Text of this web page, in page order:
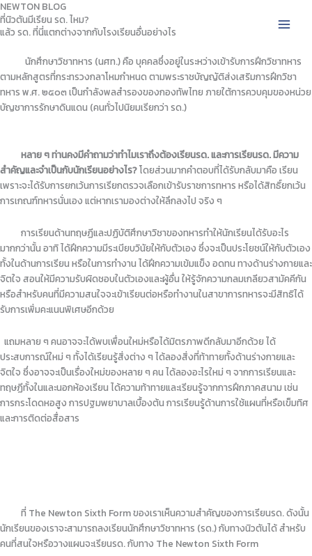
Skip
to
content
NEWTON BLOG
ที่นิวตันมีเรียน รด. ไหม?
แล้ว รด. ที่นี่แตกต่างจากกับโรงเรียนอื่นอย่างไร
นักศึกษาวิชาทหาร (นศท.) คือ บุคคลซึ่งอยู่ในระหว่างเข้ารับการฝึกวิชาทหาร
ตามหลักสูตรที่กระทรวงกลาโหมกำหนด ตามพระราชบัญญัติส่งเสริมการฝึกวิชา
ทหาร พ.ศ. ๒๕๐๓ เป็นกำลังพลสำรองของกองทัพไทย ภายใต้การควบคุมของหน่วย
บัญชาการรักษาดินแดน (คนทั่วไปนิยมเรียกว่า รด.)
หลาย ๆ ท่านคงมีคำถามว่าทำไมเราถึงต้องเรียนรด. และการเรียนรด.มีความ
สำคัญและจำเป็นกับนักเรียนอย่างไร?โดยส่วนมากคำตอบที่ได้รับกลับมาคือ เรียน
เพราะจะได้รับการยกเว้นการเรียกตรวจเลือกเข้ารับราชการทหาร หรือได้สิทธิ์ยกเว้น
การเกณฑ์ทหารนั่นเอง แต่หากเรามองต่างให้ลึกลงไป จริง ๆ
การเรียนด้านทฤษฏีและปฏิบัติศึกษาวิชาของทหารทำให้นักเรียนได้รับอะไร
มากกว่านั้น อาทิ ได้ฝึกความมีระเบียบวินัยให้กับตัวเอง ซึ่งจะเป็นประโยชน์ให้กับตัวเอง
ทั้งในด้านการเรียน หรือในการทำงาน ได้ฝึกความเข้มแข็ง อดทน ทางด้านร่างกายและ
จิตใจ สอนให้มีความรับผิดชอบในตัวเองและผู้อื่น ให้รู้จักความกลมเกลียวสามัคคีกัน
หรือสำหรับคนที่มีความสนใจจะเข้าเรียนต่อหรือทำงานในสาขาการทหารจะมีสิทธิได้
รับการเพิ่มคะแนนพิเศษอีกด้วย
แถมหลาย ๆ คนอาจจะได้พบเพื่อนใหม่หรือได้มิตรภาพดีกลับมาอีกด้วย ได้
ประสบการณ์ใหม่ ๆ ทั้งได้เรียนรู้สิ่งต่าง ๆ ได้ลองสิ่งที่ท้าทายทั้งด้านร่างกายและ
จิตใจ ซึ่งอาจจะเป็นเรื่องใหม่ของหลาย ๆ คน ได้ลองอะไรใหม่ ๆ จากการเรียนและ
ทฤษฏีทั้งในและนอกห้องเรียน ได้ความท้าทายและเรียนรู้จากการฝึกภาคสนาม เช่น
การกระโดดหอสูง การปฐมพยาบาลเบื้องต้น การเรียนรู้ด้านการใช้แผนที่หรือเข็มทิศ
และการติดต่อสื่อสาร
ที่ The Newton Sixth Form ของเราเห็นความสำคัญของการเรียนรด. ดังนั้น
นักเรียนของเราจะสามารถลงเรียนนักศึกษาวิชาทหาร (รด.) กับทางนิวตันได้ สำหรับ
คนที่สนใจหรือวางแผนจะเรียนรด. กับทาง The Newton Sixth Form